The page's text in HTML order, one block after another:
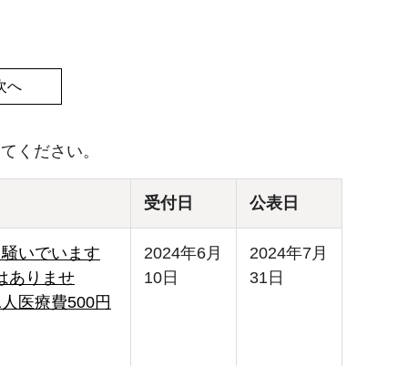
へ
ください。
受付日 公表日
いでいます
ありませ
医療費500円
2024年6月
10日
2024年7月
31日